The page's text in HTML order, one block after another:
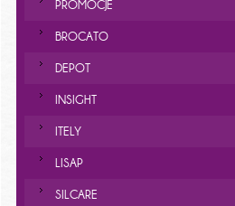
PROMOCJE
BROCATO
DEPOT
INSIGHT
ITELY
LISAP
SILCARE